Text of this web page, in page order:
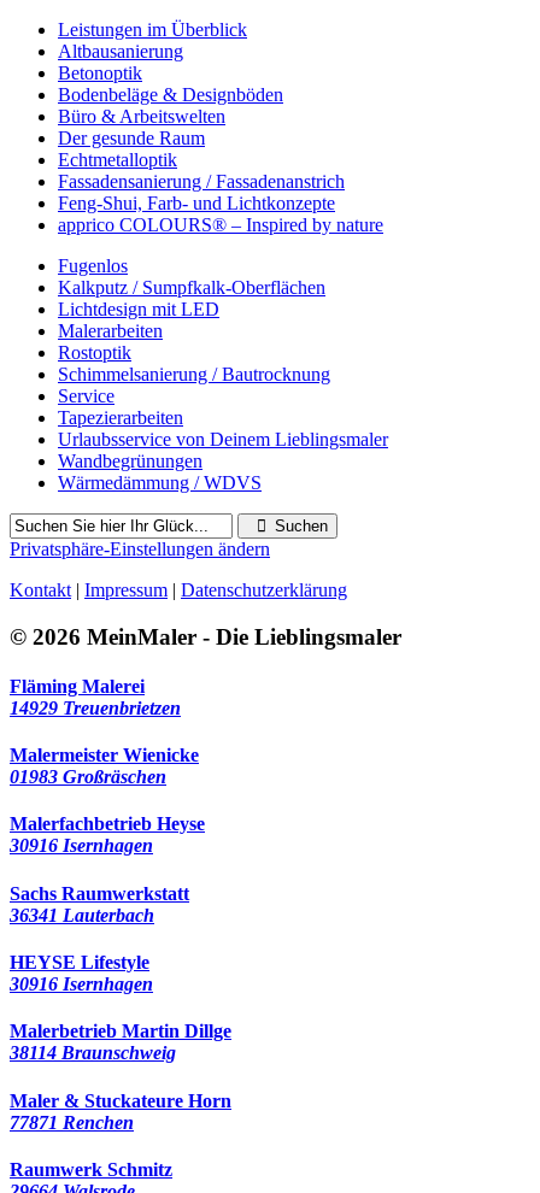
Leistungen im Überblick
Altbausanierung
Betonoptik
Bodenbeläge & Designböden
Büro & Arbeitswelten
Der gesunde Raum
Echtmetalloptik
Fassadensanierung / Fassadenanstrich
Feng-Shui, Farb- und Lichtkonzepte
apprico COLOURS® – Inspired by nature
Fugenlos
Kalkputz / Sumpfkalk-Oberflächen
Lichtdesign mit LED
Malerarbeiten
Rostoptik
Schimmelsanierung / Bautrocknung
Service
Tapezierarbeiten
Urlaubsservice von Deinem Lieblingsmaler
Wandbegrünungen
Wärmedämmung / WDVS
Suchen
Privatsphäre-Einstellungen ändern
Kontakt | Impressum | Datenschutzerklärung
© 2026 MeinMaler - Die Lieblingsmaler
Fläming Malerei
14929 Treuenbrietzen
Malermeister Wienicke
01983 Großräschen
Malerfachbetrieb Heyse
30916 Isernhagen
Sachs Raumwerkstatt
36341 Lauterbach
HEYSE Lifestyle
30916 Isernhagen
Malerbetrieb Martin Dillge
38114 Braunschweig
Maler & Stuckateure Horn
77871 Renchen
Raumwerk Schmitz